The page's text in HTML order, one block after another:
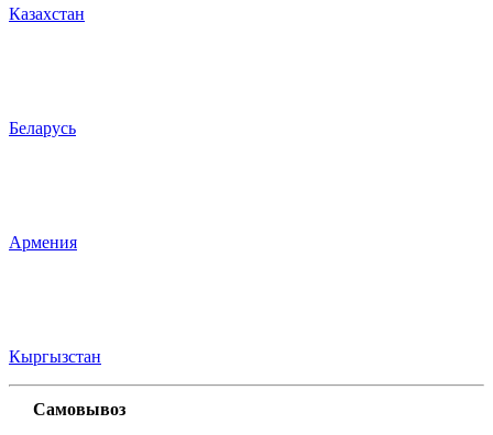
Казахстан
Беларусь
Армения
Кыргызстан
Самовывоз